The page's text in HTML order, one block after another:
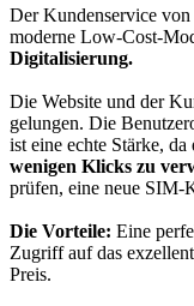
Der Kundenservice
moderne Low-Cost-
Digitalisierung.
Die Website und der
gelungen. Die
ist eine echte Stärke, da
wenigen Klicks zu
prüfen, eine neue SIM-
Die Vorteile: Eine
Zugriff auf das
Preis.